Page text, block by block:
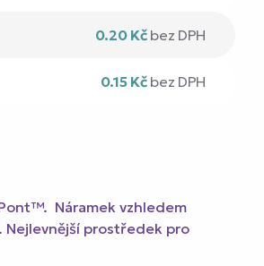
0.20 Kč bez DPH
0.15 Kč bez DPH
Náramek vzhledem
Nejlevnější prostředek pro